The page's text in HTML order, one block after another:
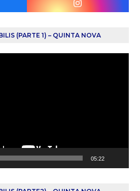
Instagram
(PARTE 1) – QUINTA NOVA
05:22